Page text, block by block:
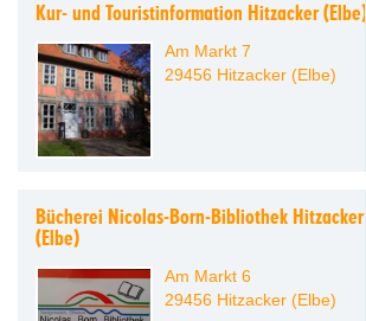
Kur- und Touristinformation Hitzacker (Elbe)
Am Markt 7
29456 Hitzacker (Elbe)
Bücherei Nicolas-Born-Bibliothek Hitzacker
(Elbe)
Am Markt 6
29456 Hitzacker (Elbe)